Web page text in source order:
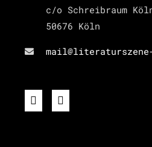
c/o Schreibraum
50676 Köln